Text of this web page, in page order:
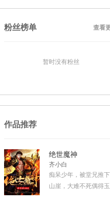
粉丝榜单 查看
暂时没有粉丝
作品推荐
绝世魔神
齐小白
痴呆少年，被堂兄推下
山崖，大难不死偶得玉